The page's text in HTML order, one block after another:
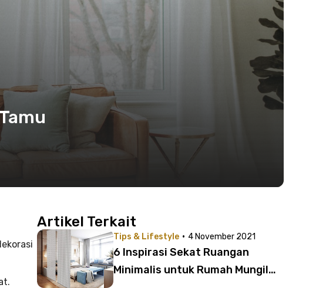
Artikel Terkait
Tips & Lifestyle · 4 November 2021
6 Inspirasi Sekat Ruangan
Minimalis untuk Rumah Mungil